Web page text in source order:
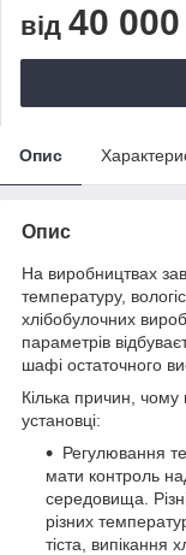
від 40 000
Опис
Опис
На виробництвах
температуру,
хлібобулочних
параметрів
шафі остаточного
Кілька причин,
установці:
Регулювання
мати контроль
середовища.
різних
тіста, випікання